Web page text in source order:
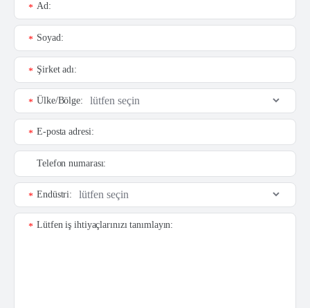
Ad:
*
Soyad:
*
Şirket adı:
*
Ülke/Bölge:
*
E-posta adresi:
*
Telefon numarası:
Endüstri:
*
Lütfen iş ihtiyaçlarınızı tanımlayın:
*